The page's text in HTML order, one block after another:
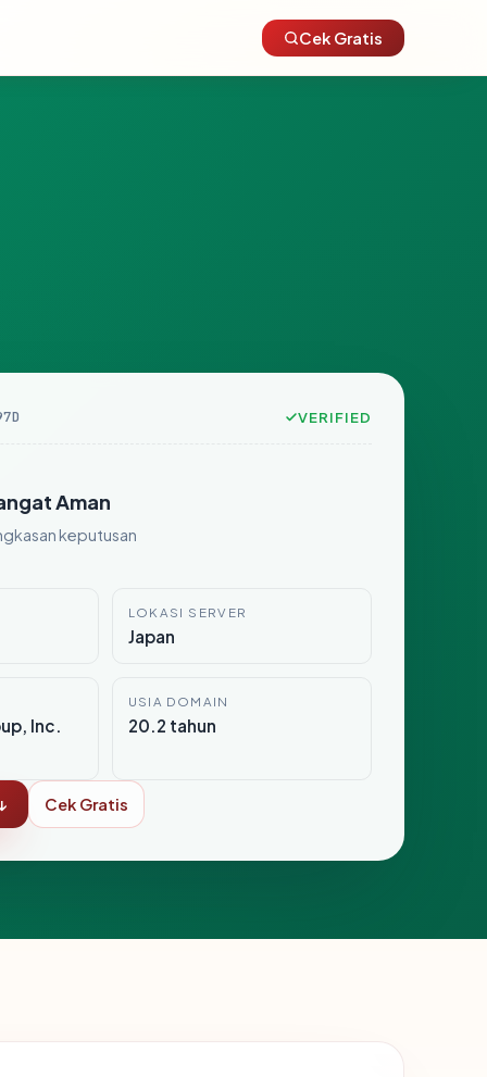
Cek Gratis
VERIFIED
Aman
keputusan
LOKASI SERVER
Japan
Inc.
USIA DOMAIN
20.2 tahun
Cek Gratis